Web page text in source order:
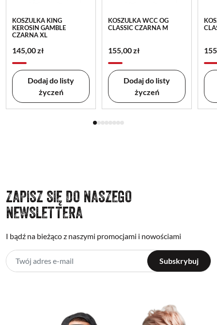
KOSZULKA KING
KEROSIN GAMBLE
CZARNA XL
145,00 zł
Dodaj do listy
życzeń
KOSZULKA WCC OG
CLASSIC CZARNA M
155,00 zł
Dodaj do listy
życzeń
ZAPISZ SIĘ DO NASZEGO
NEWSLETTERA
I bądź na bieżąco z naszymi promocjami i nowościami